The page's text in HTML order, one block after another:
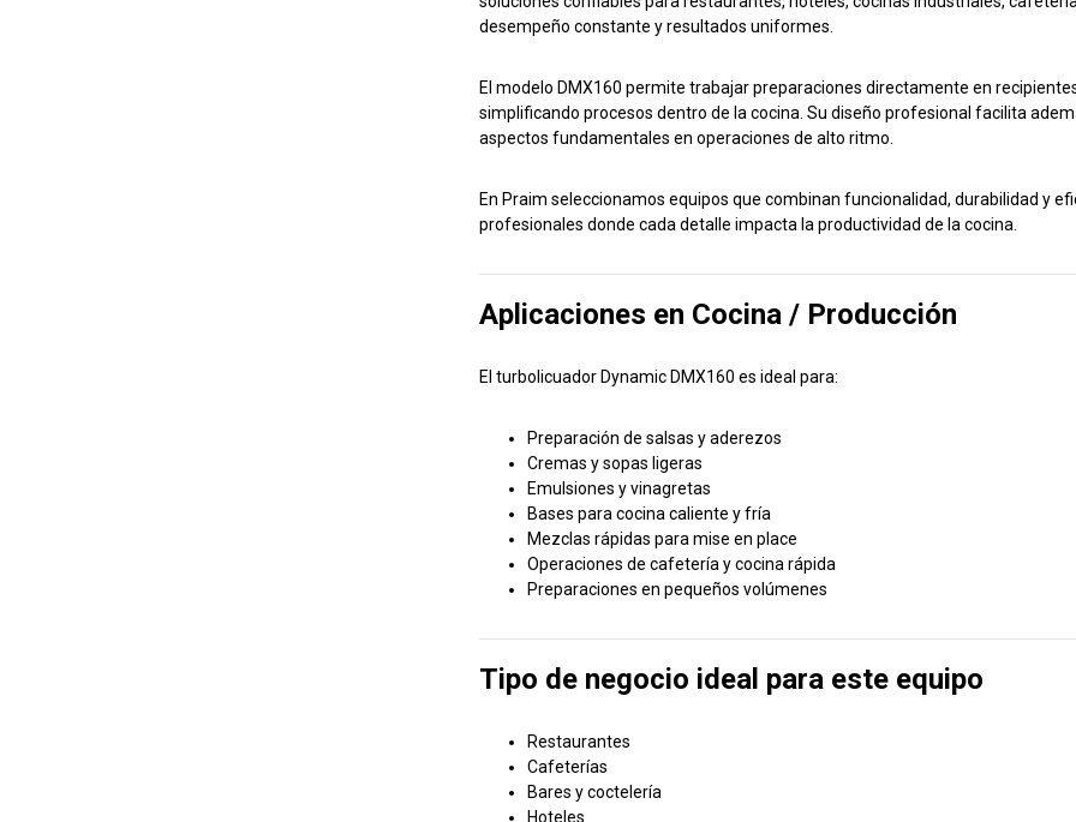
desempeño constante y resultados uniformes.
El modelo DMX160 permite trabajar preparaciones directamente en
simplificando procesos dentro de la cocina. Su diseño profesional facilita
aspectos fundamentales en operaciones de alto ritmo.
En Praim seleccionamos equipos que combinan funcionalidad, durabilidad y
profesionales donde cada detalle impacta la productividad de la cocina.
Aplicaciones en Cocina / Producción
El turbolicuador Dynamic DMX160 es ideal para:
Preparación de salsas y aderezos
Cremas y sopas ligeras
Emulsiones y vinagretas
Bases para cocina caliente y fría
Mezclas rápidas para mise en place
Operaciones de cafetería y cocina rápida
Preparaciones en pequeños volúmenes
Tipo de negocio ideal para este equipo
Restaurantes
Cafeterías
Bares y coctelería
Hoteles